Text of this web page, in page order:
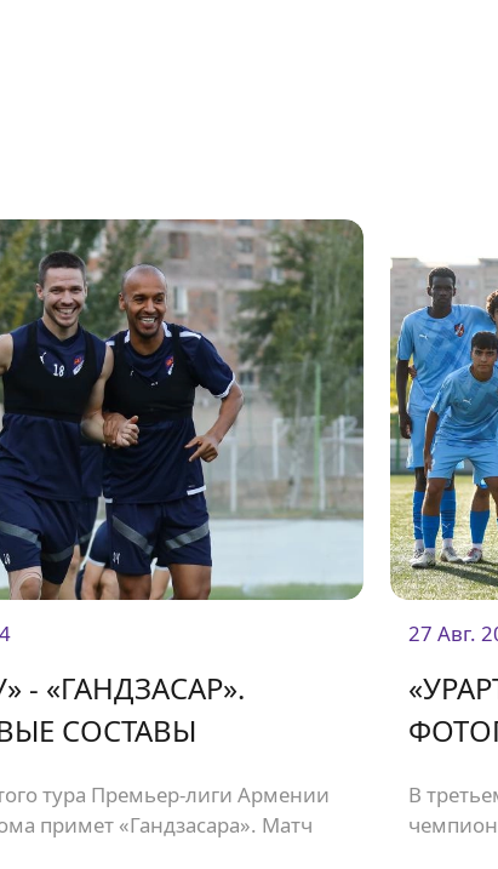
- «ГАНДЗАСАР».
СОСТАВЫ
тура Премьер-лиги Армении
примет «Гандзасара». Матч
27 Авг.
В